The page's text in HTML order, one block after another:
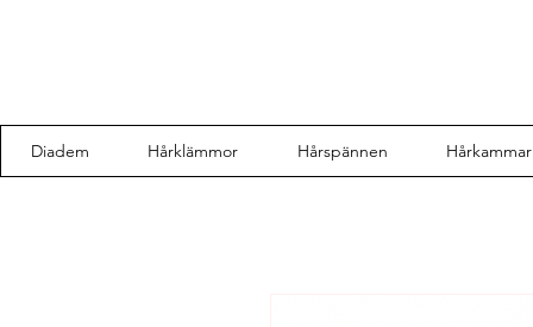
Diadem Hårklämmor Hårspännen Hårkammar